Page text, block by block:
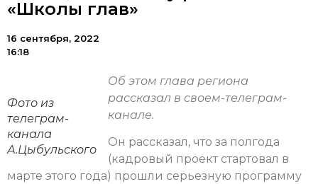
«Школы глав»
16 сентября, 2022
16:18
Фото из
телеграм-
канала
А.Цыбульского
Об этом глава региона
рассказал в своем-телеграм-
канале.
Он рассказал, что за полгода
(кадровый проект стартовал в
марте этого года) прошли серьезную программу